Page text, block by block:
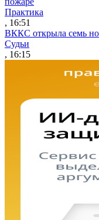
Практика
, 16:51
ВККС открыла семь
Судьи
, 16:15